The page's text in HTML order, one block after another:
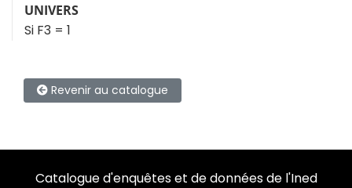
UNIVERS
Si F3 = 1
Revenir au catalogue
Catalogue d'enquêtes et de données de l'Ined